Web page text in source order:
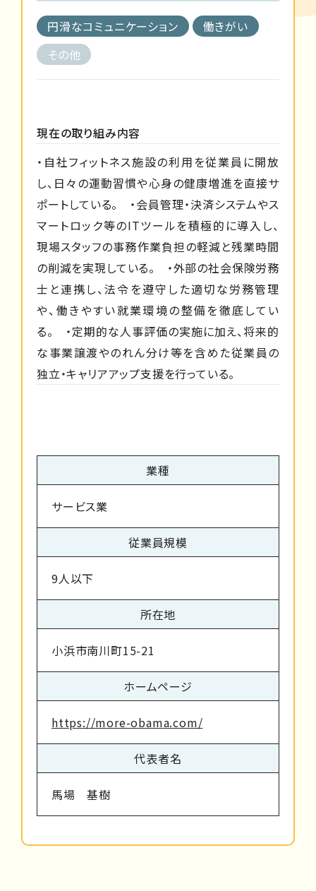
円滑なコミュニケーション
働きがい
その他
現在の取り組み内容
・自社フィットネス施設の利用を従業員に開放
し、日々の運動習慣や心身の健康増進を直接サ
ポートしている。 ・会員管理・決済システムやス
マートロック等のITツールを積極的に導入し、
現場スタッフの事務作業負担の軽減と残業時間
の削減を実現している。 ・外部の社会保険労務
士と連携し、法令を遵守した適切な労務管理
や、働きやすい就業環境の整備を徹底してい
る。 ・定期的な人事評価の実施に加え、将来的
な事業譲渡やのれん分け等を含めた従業員の
独立・キャリアアップ支援を行っている。
業種
サービス業
従業員規模
9人以下
所在地
小浜市南川町15-21
ホームページ
https://more-obama.com/
代表者名
馬場 基樹